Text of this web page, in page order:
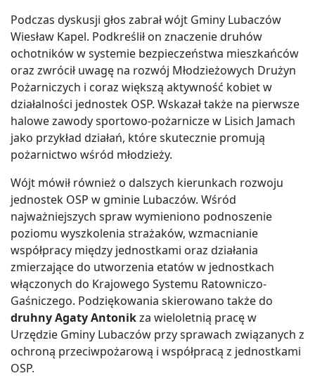
Podczas dyskusji głos zabrał wójt Gminy Lubaczów
Wiesław Kapel. Podkreślił on znaczenie druhów
ochotników w systemie bezpieczeństwa mieszkańców
oraz zwrócił uwagę na rozwój Młodzieżowych Drużyn
Pożarniczych i coraz większą aktywność kobiet w
działalności jednostek OSP. Wskazał także na pierwsze
halowe zawody sportowo-pożarnicze w Lisich Jamach
jako przykład działań, które skutecznie promują
pożarnictwo wśród młodzieży.
Wójt mówił również o dalszych kierunkach rozwoju
jednostek OSP w gminie Lubaczów. Wśród
najważniejszych spraw wymieniono podnoszenie
poziomu wyszkolenia strażaków, wzmacnianie
współpracy między jednostkami oraz działania
zmierzające do utworzenia etatów w jednostkach
włączonych do Krajowego Systemu Ratowniczo-
Gaśniczego. Podziękowania skierowano także do
druhny Agaty Antonikza wieloletnią pracę w
Urzędzie Gminy Lubaczów przy sprawach związanych z
ochroną przeciwpożarową i współpracą z jednostkami
OSP.